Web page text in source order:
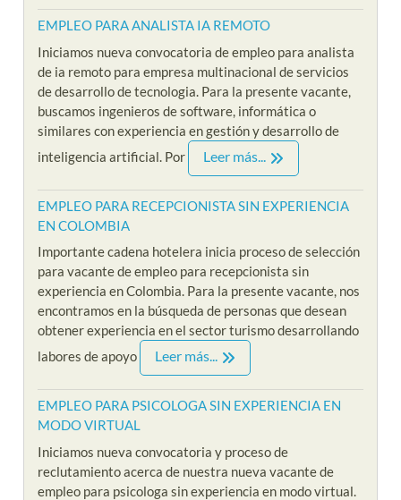
EMPLEO PARA ANALISTA IA REMOTO
Iniciamos nueva convocatoria de empleo para analista
de ia remoto para empresa multinacional de servicios
de desarrollo de tecnologia. Para la presente vacante,
buscamos ingenieros de software, informática o
similares con experiencia en gestión y desarrollo de
inteligencia artificial. Por
Leer más...
EMPLEO PARA RECEPCIONISTA SIN EXPERIENCIA
EN COLOMBIA
Importante cadena hotelera inicia proceso de selección
para vacante de empleo para recepcionista sin
experiencia en Colombia. Para la presente vacante, nos
encontramos en la búsqueda de personas que desean
obtener experiencia en el sector turismo desarrollando
labores de apoyo
Leer más...
EMPLEO PARA PSICOLOGA SIN EXPERIENCIA EN
MODO VIRTUAL
Iniciamos nueva convocatoria y proceso de
reclutamiento acerca de nuestra nueva vacante de
empleo para psicologa sin experiencia en modo virtual.